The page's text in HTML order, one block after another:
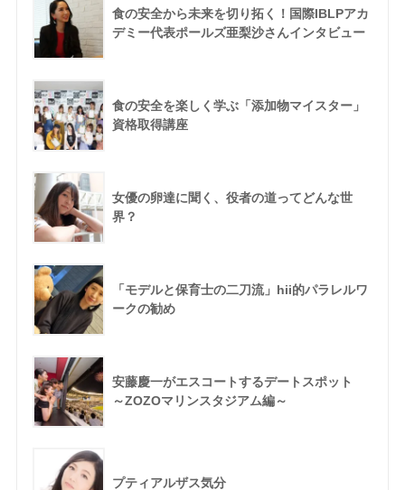
食の安全から未来を切り拓く！国際IBLPアカ
デミー代表ポールズ亜梨沙さんインタビュー
食の安全を楽しく学ぶ「添加物マイスター」
資格取得講座
女優の卵達に聞く、役者の道ってどんな世
界？
「モデルと保育士の二刀流」hii的パラレルワ
ークの勧め
安藤慶一がエスコートするデートスポット
～ZOZOマリンスタジアム編～
プティアルザス気分